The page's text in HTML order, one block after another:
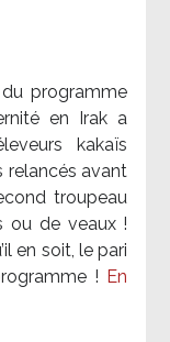
du programme
en Irak a
kakaïs
relancés avant
troupeau
ou de veaux !
en soit, le pari
! En